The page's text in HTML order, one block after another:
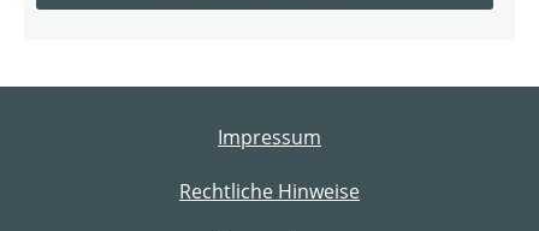
Impressum
Rechtliche Hinweise